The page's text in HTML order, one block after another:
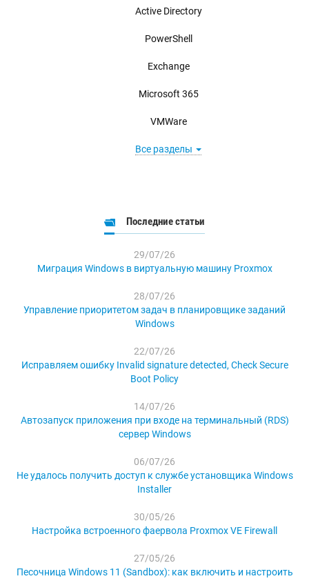
Active Directory
PowerShell
Exchange
Microsoft 365
VMWare
Все разделы
Последние статьи
29/07/26
Миграция Windows в виртуальную машину Proxmox
28/07/26
Управление приоритетом задач в планировщике заданий
Windows
22/07/26
Исправляем ошибку Invalid signature detected, Check Secure
Boot Policy
14/07/26
Автозапуск приложения при входе на терминальный (RDS)
сервер Windows
06/07/26
Не удалось получить доступ к службе установщика Windows
Installer
30/05/26
Настройка встроенного фаервола Proxmox VE Firewall
27/05/26
Песочница Windows 11 (Sandbox): как включить и настроить